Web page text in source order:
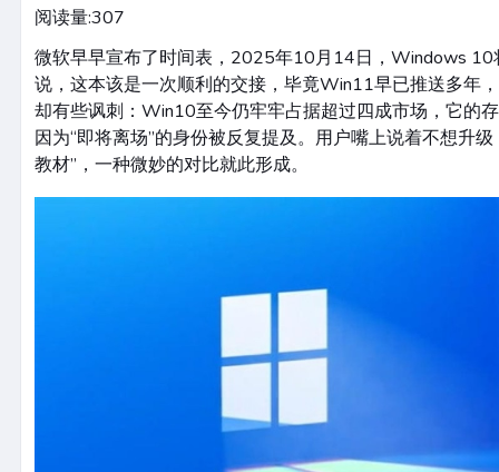
阅读量:307
微软早早宣布了时间表，2025年10月14日，Windows 10
说，这本该是一次顺利的交接，毕竟Win11早已推送多年
却有些讽刺：Win10至今仍牢牢占据超过四成市场，它的
因为“即将离场”的身份被反复提及。用户嘴上说着不想升
教材”，一种微妙的对比就此形成。